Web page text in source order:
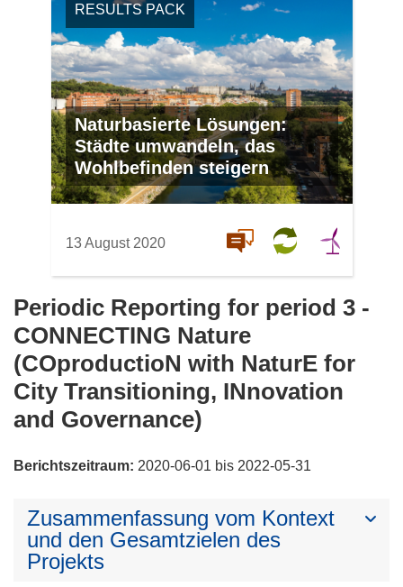
RESULTS PACK
Naturbasierte Lösungen:
Städte umwandeln, das
Wohlbefinden steigern
13 August 2020
Periodic Reporting for period 3 -
CONNECTING Nature
(COproductioN with NaturE for
City Transitioning, INnovation
and Governance)
Berichtszeitraum: 2020-06-01 bis 2022-05-31
Zusammenfassung vom Kontext
und den Gesamtzielen des
Projekts